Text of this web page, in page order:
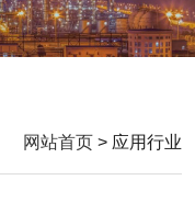
网站首页 > 应用行业